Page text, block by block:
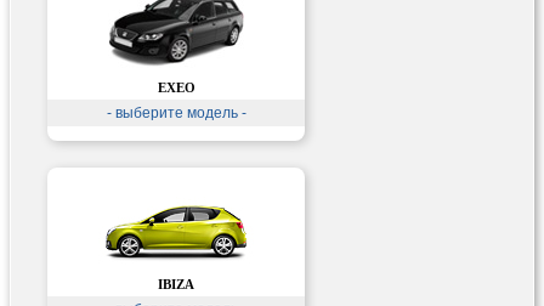
EXEO
- выберите модель -
IBIZA